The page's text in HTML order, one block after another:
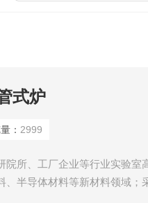
式炉
： 2999
院所、工厂企业等行业实验室
、半导体材料等新材料领域；